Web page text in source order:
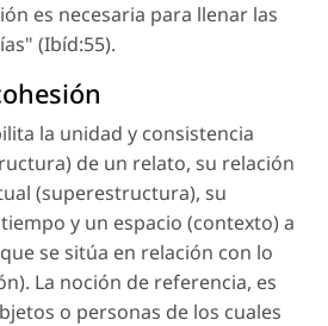
es necesaria para llenar las
(Ibíd:55).
la unidad y consistencia
de un relato, su relación
(superestructura), su
y un espacio (contexto) a
se sitúa en relación con lo
La noción de referencia, es
o personas de los cuales